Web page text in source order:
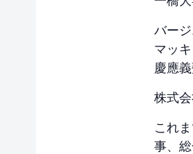
バー
マッ
慶應
株式
これ
事、